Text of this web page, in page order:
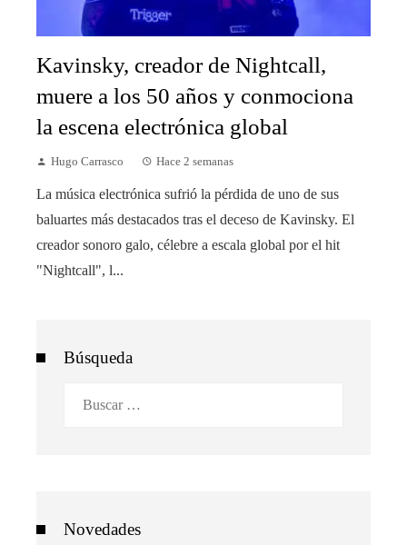
Kavinsky, creador de Nightcall,
muere a los 50 años y conmociona
la escena electrónica global
Hugo Carrasco Hace 2 semanas
La música electrónica sufrió la pérdida de uno de sus
baluartes más destacados tras el deceso de Kavinsky. El
creador sonoro galo, célebre a escala global por el hit
"Nightcall", l...
Búsqueda
Novedades